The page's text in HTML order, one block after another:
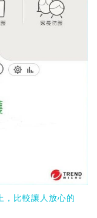
，比較讓人放心的